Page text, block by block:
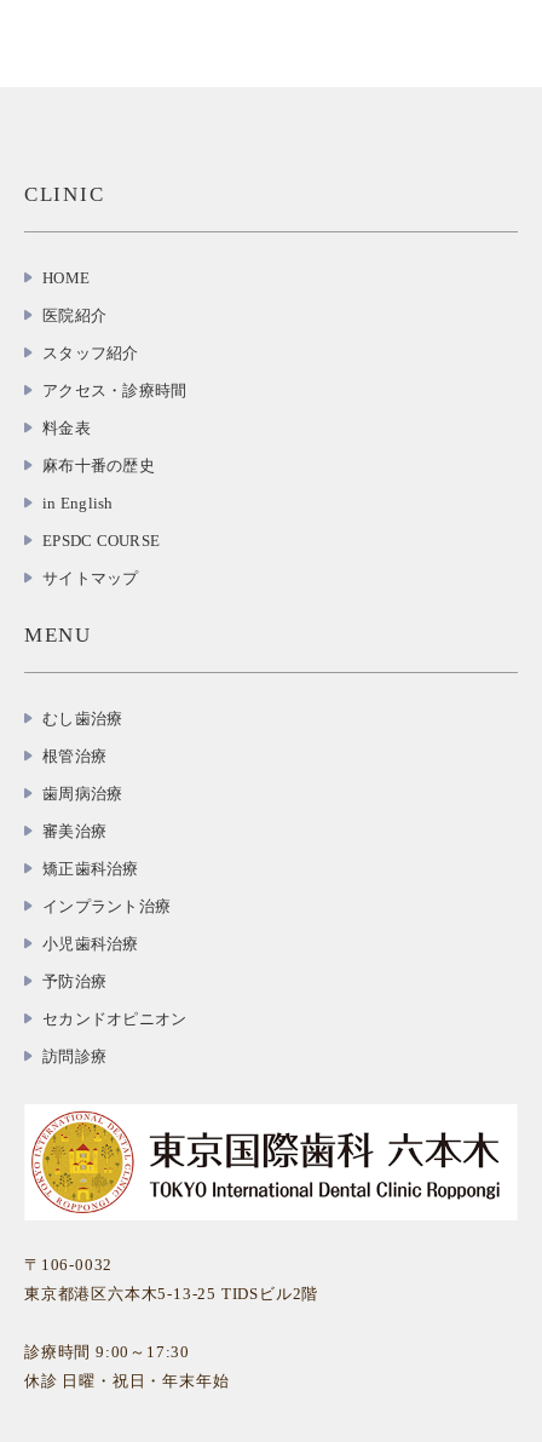
CLINIC
HOME
医院紹介
スタッフ紹介
アクセス・診療時間
料金表
麻布十番の歴史
in English
EPSDC COURSE
サイトマップ
MENU
むし歯治療
根管治療
歯周病治療
審美治療
矯正歯科治療
インプラント治療
小児歯科治療
予防治療
セカンドオピニオン
訪問診療
〒106-0032
東京都港区六本木5-13-25 TIDSビル2階
診療時間 9:00～17:30
休診 日曜・祝日・年末年始